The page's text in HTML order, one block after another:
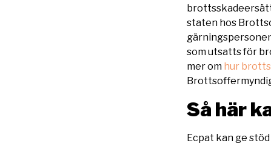
staten hos
som utsatts för
mer om hur
Så här
Ecpat kan ge